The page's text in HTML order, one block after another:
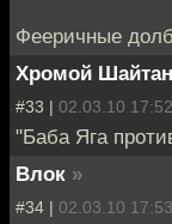
Фееричные
Хромой Шайтан
#33 | 02.03.10 17:52
"Баба Яга
Влок »
#34 | 02.03.10 17:53